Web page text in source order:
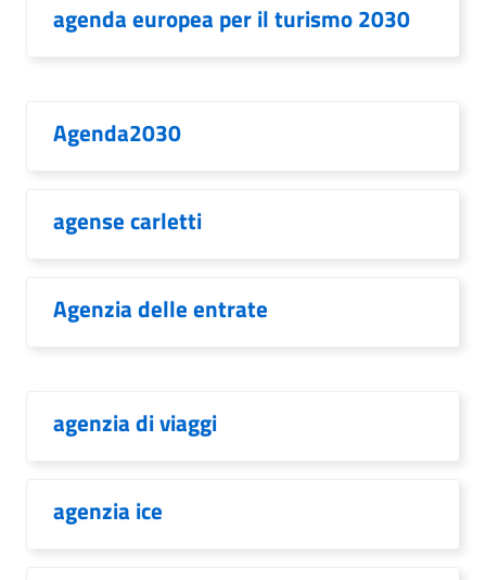
agenda europea per il turismo 2030
Agenda2030
agense carletti
Agenzia delle entrate
agenzia di viaggi
agenzia ice